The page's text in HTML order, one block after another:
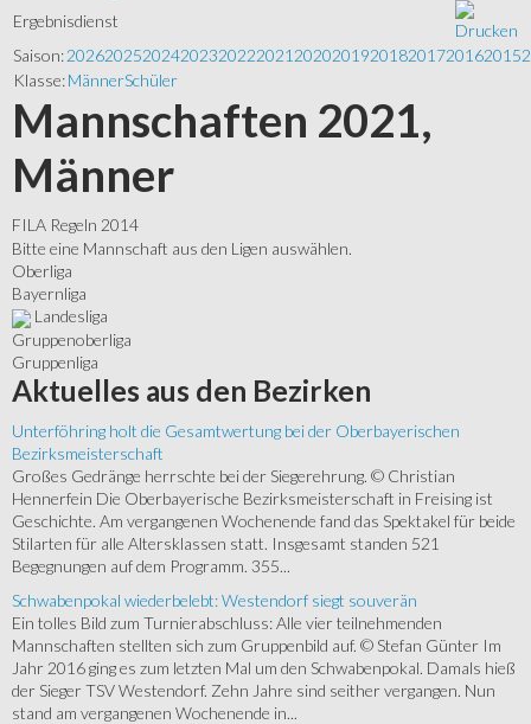
Ergebnisdienst
Saison:202620252024202320222021 202020192018201720162015
Klasse:MännerSchüler
Mannschaften 2021,
Männer
FILA Regeln 2014
Bitte eine Mannschaft aus den Ligen auswählen.
Oberliga
Bayernliga
Landesliga
Gruppenoberliga
Gruppenliga
Aktuelles aus den Bezirken
Unterföhring holt die Gesamtwertung bei der Oberbayerischen
Bezirksmeisterschaft
Großes Gedränge herrschte bei der Siegerehrung. © Christian
Hennerfein Die Oberbayerische Bezirksmeisterschaft in Freising ist
Geschichte. Am vergangenen Wochenende fand das Spektakel für beide
Stilarten für alle Altersklassen statt. Insgesamt standen 521
Begegnungen auf dem Programm. 355...
Schwabenpokal wiederbelebt: Westendorf siegt souverän
Ein tolles Bild zum Turnierabschluss: Alle vier teilnehmenden
Mannschaften stellten sich zum Gruppenbild auf. © Stefan Günter Im
Jahr 2016 ging es zum letzten Mal um den Schwabenpokal. Damals hieß
der Sieger TSV Westendorf. Zehn Jahre sind seither vergangen. Nun
stand am vergangenen Wochenende in...